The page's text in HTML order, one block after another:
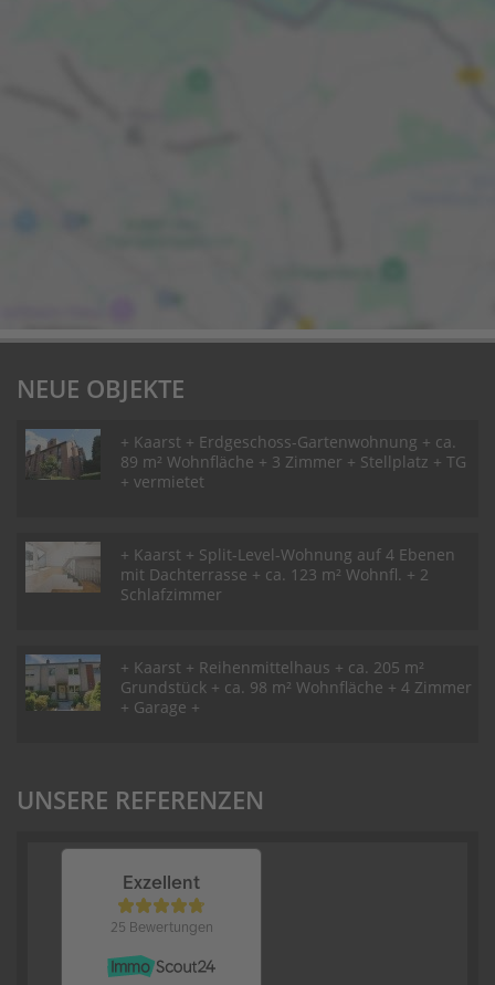
NEUE OBJEKTE
+ Kaarst + Erdgeschoss-Gartenwohnung + ca.
89 m² Wohnfläche + 3 Zimmer + Stellplatz + TG
+ vermietet
+ Kaarst + Split-Level-Wohnung auf 4 Ebenen
mit Dachterrasse + ca. 123 m² Wohnfl. + 2
Schlafzimmer
+ Kaarst + Reihenmittelhaus + ca. 205 m²
Grundstück + ca. 98 m² Wohnfläche + 4 Zimmer
+ Garage +
UNSERE REFERENZEN